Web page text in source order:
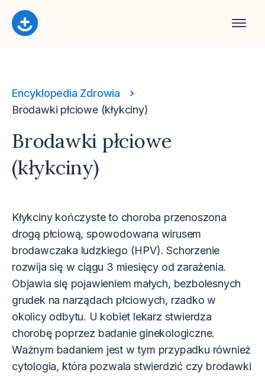
Encyklopedia Zdrowia
Brodawki płciowe (kłykciny)
Brodawki płciowe
(kłykciny)
Kłykciny kończyste to choroba przenoszona
drogą płciową, spowodowana wirusem
brodawczaka ludzkiego (HPV). Schorzenie
rozwija się w ciągu 3 miesięcy od zarażenia.
Objawia się pojawieniem małych, bezbolesnych
grudek na narządach płciowych, rzadko w
okolicy odbytu. U kobiet lekarz stwierdza
chorobę poprzez badanie ginekologiczne.
Ważnym badaniem jest w tym przypadku również
cytologia, która pozwala stwierdzić czy brodawki